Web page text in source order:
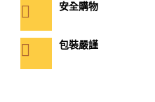
安全購物
包裝嚴謹